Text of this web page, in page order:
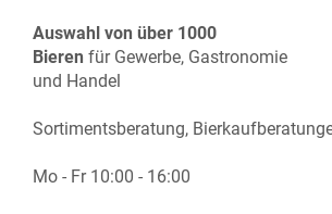
Auswahl von über 1000
Bieren für Gewerbe, Gastronomie
und Handel
Sortimentsberatung,
Mo - Fr 10:00 - 16:00